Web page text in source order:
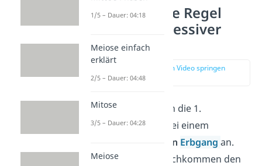
1. Mendelsche Regel
dominant rezessiver
Erbgang
zur Stelle im Video springen
(02:45)
Schauen wir uns nun die 1.
Mendelsche Regel bei einem
dominant-rezessiven Erbgangan.
Hier besitzen die Nachkommen den
1/5 – Dauer: 04:18
Meiose einfach
erklärt
2/5 – Dauer: 04:48
Mitose
3/5 – Dauer: 04:28
Meiose